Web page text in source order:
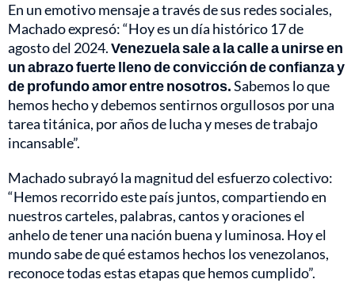
En un emotivo mensaje a través de sus redes sociales,
Machado expresó: “Hoy es un día histórico 17 de
agosto del 2024.Venezuela sale a la calle a unirse en
un abrazo fuerte lleno de convicción de confianza y
de profundo amor entre nosotros.Sabemos lo que
hemos hecho y debemos sentirnos orgullosos por una
tarea titánica, por años de lucha y meses de trabajo
incansable”.
Machado subrayó la magnitud del esfuerzo colectivo:
“Hemos recorrido este país juntos, compartiendo en
nuestros carteles, palabras, cantos y oraciones el
anhelo de tener una nación buena y luminosa. Hoy el
mundo sabe de qué estamos hechos los venezolanos,
reconoce todas estas etapas que hemos cumplido”.